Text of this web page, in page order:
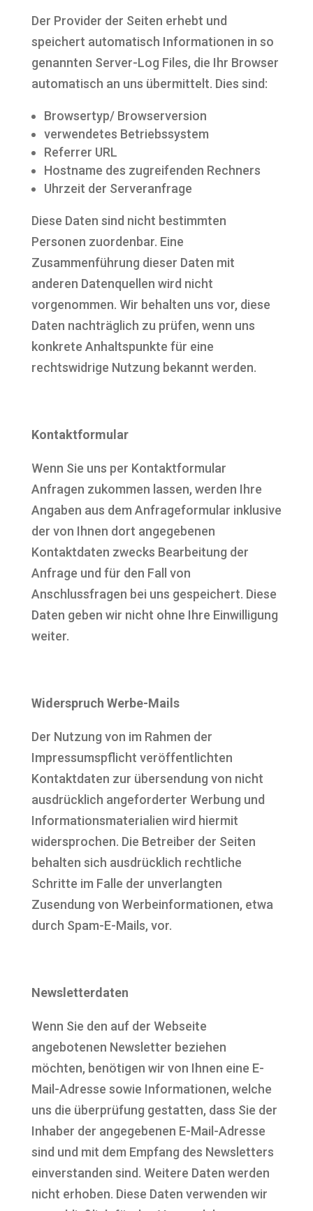
Der Provider der Seiten erhebt und
speichert automatisch Informationen in so
genannten Server-Log Files, die Ihr Browser
automatisch an uns übermittelt. Dies sind:
Browsertyp/ Browserversion
verwendetes Betriebssystem
Referrer URL
Hostname des zugreifenden Rechners
Uhrzeit der Serveranfrage
Diese Daten sind nicht bestimmten
Personen zuordenbar. Eine
Zusammenführung dieser Daten mit
anderen Datenquellen wird nicht
vorgenommen. Wir behalten uns vor, diese
Daten nachträglich zu prüfen, wenn uns
konkrete Anhaltspunkte für eine
rechtswidrige Nutzung bekannt werden.
Kontaktformular
Wenn Sie uns per Kontaktformular
Anfragen zukommen lassen, werden Ihre
Angaben aus dem Anfrageformular inklusive
der von Ihnen dort angegebenen
Kontaktdaten zwecks Bearbeitung der
Anfrage und für den Fall von
Anschlussfragen bei uns gespeichert. Diese
Daten geben wir nicht ohne Ihre Einwilligung
weiter.
Widerspruch Werbe-Mails
Der Nutzung von im Rahmen der
Impressumspflicht veröffentlichten
Kontaktdaten zur übersendung von nicht
ausdrücklich angeforderter Werbung und
Informationsmaterialien wird hiermit
widersprochen. Die Betreiber der Seiten
behalten sich ausdrücklich rechtliche
Schritte im Falle der unverlangten
Zusendung von Werbeinformationen, etwa
durch Spam-E-Mails, vor.
Newsletterdaten
Wenn Sie den auf der Webseite
angebotenen Newsletter beziehen
möchten, benötigen wir von Ihnen eine E-
Mail-Adresse sowie Informationen, welche
uns die überprüfung gestatten, dass Sie der
Inhaber der angegebenen E-Mail-Adresse
sind und mit dem Empfang des Newsletters
einverstanden sind. Weitere Daten werden
nicht erhoben. Diese Daten verwenden wir